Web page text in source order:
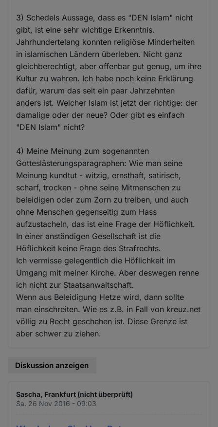
3) Schedels Aussage, dass es "DEN Islam" nicht
gibt, ist eine sehr wichtige Erkenntnis.
Jahrhundertelang konnten religiöse Minderheiten
in islamischen Ländern überleben. Nicht ganz
gleichberechtigt, aber offenbar gut genug, um ihre
Kultur zu wahren. Ich habe noch keine Erklärung
dafür, warum das seit ein paar Jahrzehnten
anders ist. Welcher Islam ist jetzt der richtige: der
damalige oder der neue? Oder gibt es einfach
"DEN Islam" nicht?
4) Meine Meinung zum sogenannten
Gotteslästerungsparagraphen: Wie man seine
Meinung kundtut - witzig, ernsthaft, satirisch,
scharf, trocken - ohne seine Mitmenschen zu
beleidigen oder zum Zorn zu treiben, und auch
ohne Menschen gegenseitig zum Hass
aufzustacheln, das ist eine Frage der Höflichkeit.
In einer anständigen Gesellschaft ist die
Höflichkeit keine Frage des Strafrechts.
Ich vermisse gelegentlich die Höflichkeit im
Umgang mit meiner Kirche. Aber deswegen renne
ich nicht zur Staatsanwaltschaft.
Wenn aus Beleidigung Hetze wird, dann sollte
man einschreiten. Wie es z.B. in Fall von kreuz.net
völlig zu Recht geschehen ist. Diese Grenze ist
aber schwer zu ziehen.
Diskussion anzeigen
Sascha, Frankfurt (nicht überprüft)
Sa. 26 Nov 2016 - 09:03